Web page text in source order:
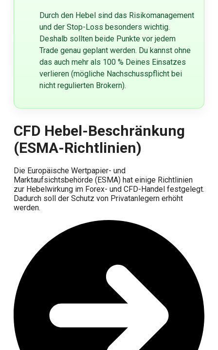
Durch den Hebel sind das Risikomanagement
und der Stop-Loss besonders wichtig.
Deshalb sollten beide Punkte vor jedem
Trade genau geplant werden. Du kannst ohne
das auch mehr als 100 % Deines Einsatzes
verlieren (mögliche Nachschusspflicht bei
nicht regulierten Brokern).
CFD Hebel-Beschränkung
(ESMA-Richtlinien)
Die Europäische Wertpapier- und
Marktaufsichtsbehörde (ESMA) hat einige Richtlinien
zur Hebelwirkung im Forex- und CFD-Handel festgelegt.
Dadurch soll der Schutz von Privatanlegern erhöht
werden.